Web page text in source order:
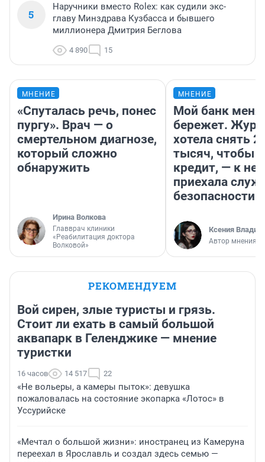
5
Наручники вместо Rolex: как судили экс-
главу Минздрава Кузбасса и бывшего
миллионера Дмитрия Беглова
4 890 15
МНЕНИЕ
«Спуталась речь, понес
пургу». Врач — о
смертельном диагнозе,
который сложно
обнаружить
Ирина Волкова
Главврач клиники
«Реабилитация доктора
Волковой»
МНЕНИЕ
Мой банк меня
бережет.
хотела снять
тысяч, чтобы
кредит, — к
приехала
безопасности
Ксения
Автор мнения
РЕКОМЕНДУЕМ
Вой сирен, злые туристы и грязь.
Стоит ли ехать в самый большой
аквапарк в Геленджике — мнение
туристки
16 часов 14 517 22
«Не вольеры, а камеры пыток»: девушка
пожаловалась на состояние экопарка «Лотос» в
Уссурийске
«Мечтал о большой жизни»: иностранец из Камеруна
переехал в Ярославль и создал здесь семью —